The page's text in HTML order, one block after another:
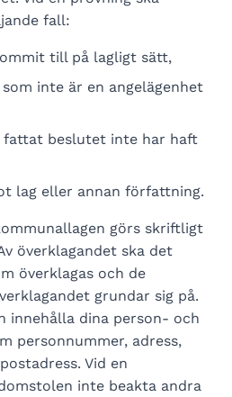
fall:
till på lagligt sätt,
inte är en angelägenhet
fattat beslutet inte har haft
lag eller annan författning.
görs skriftligt
överklagandet ska det
överklagas och de
grundar sig på.
innehålla dina person- och
personnummer, adress,
Vid en
inte beakta andra